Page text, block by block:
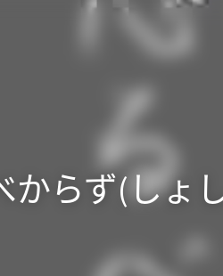
からず(しょ